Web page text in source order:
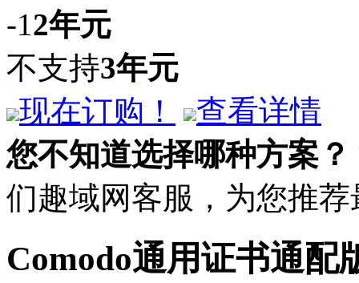
-12年元
不支持3年元
现在订购！
查看详情
您不知道选择哪种方案？
们趣域网客服，为您推
Comodo通用证书通配